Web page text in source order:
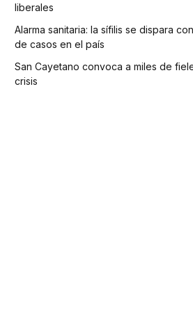
liberales
Alarma sanitaria: la sífilis se dispara
de casos en el país
San Cayetano convoca a miles de
crisis